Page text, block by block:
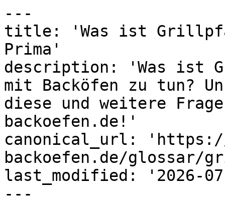
---
title: 'Was ist
Prima'
description: 'Was ist
mit Backöfen zu tun?
diese und weitere
backoefen.de!'
canonical_url: 'https://
backoefen.de/glossar/
last_modified: '2026-
---